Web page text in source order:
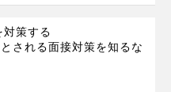
策する
される面接対策を知るな